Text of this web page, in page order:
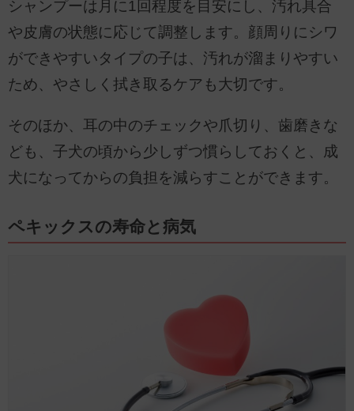
シャンプーは月に1回程度を目安にし、汚れ具合
や皮膚の状態に応じて調整します。顔周りにシワ
ができやすいタイプの子は、汚れが溜まりやすい
ため、やさしく拭き取るケアも大切です。
そのほか、耳の中のチェックや爪切り、歯磨きな
ども、子犬の頃から少しずつ慣らしておくと、成
犬になってからの負担を減らすことができます。
ペキックスの寿命と病気